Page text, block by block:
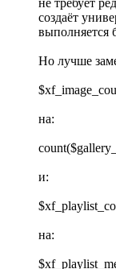
создаёт
выполняется
Но лучше
на:
и:
на: